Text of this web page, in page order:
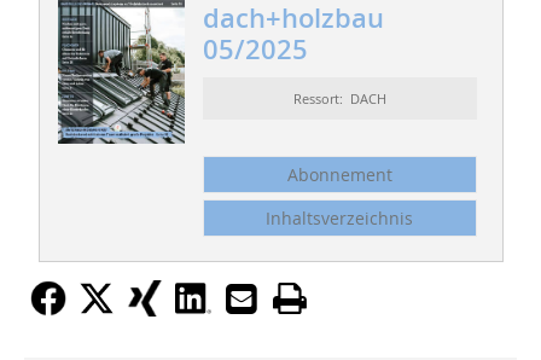
dach+holzbau
05/2025
Ressort: DACH
Abonnement
Inhaltsverzeichnis